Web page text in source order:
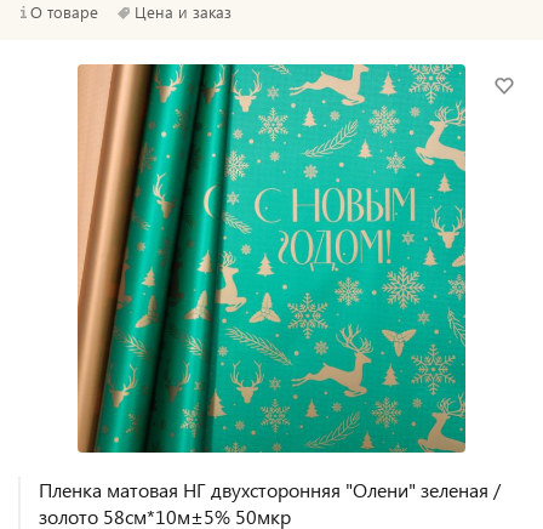
О товаре Цена и заказ
Пленка матовая НГ двухсторонняя "Олени" зеленая /
золото 58см*10м±5% 50мкр